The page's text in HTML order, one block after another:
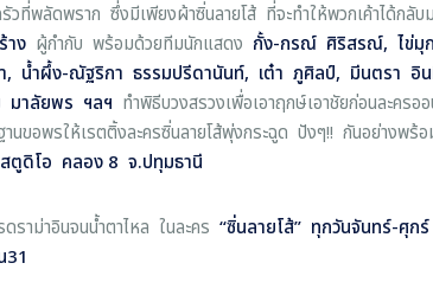
ที่พลัดพราก ซึ่งมีเพียงผ้าซิ่นลายโส้ ที่จะทำให้พวกเค้าได้กลับ
าง ผู้กำกับ พร้อมด้วยทีมนักแสดง กั้ง-กรณ์ ศิริสรณ์, ไข่มุ
น้ำผึ้ง-ณัฐริกา ธรรมปรีดานันท์, เต๋า ภูศิลป์, มีนตรา อิ
มาลัยพร ฯลฯ ทำพิธีบวงสรวงเพื่อเอาฤกษ์เอาชัยก่อนละครอ
นขอพรให้เรตติ้งละครซิ่นลายโส้พุ่งกระฉูด ปังๆ!! กันอย่างพร้
ตูดิโอ คลอง 8 จ.ปทุมธานี
ราม่าอินจนน้ำตาไหล ในละคร “ซิ่นลายโส้” ทุกวันจันทร์-ศุก